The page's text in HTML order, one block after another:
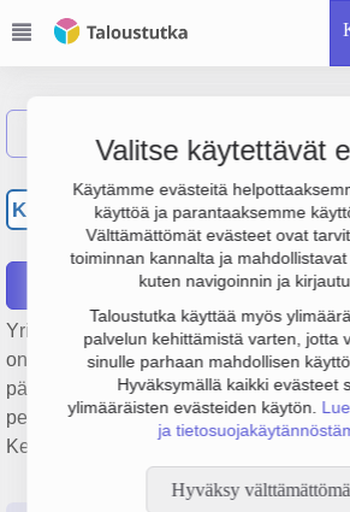
Valitse käytettävät
Käytämme evästeitä
käyttöä ja parantaaksemme
Välttämättömät evästeet ovat
toiminnan kannalta ja mahdollistavat
kuten navigoinnin ja
Taloustutka käyttää myös
palvelun kehittämistä varten, jotta
sinulle parhaan mahdollisen
Hyväksymällä kaikki evästeet
ylimääräisten evästeiden käytön.
ja
Hyväksy
KK
Kiinteistö Oy
Tasavallankatu
Yrityksen Kiinteistö Oy Kuopion
on 160 000 €, tulos 72 000 € ja
päätoimiala on Muu kiinteistöjen
perustamisvuosi 1978 ja sijainti
Keskinäinen kiinteistöosakeyhtiö